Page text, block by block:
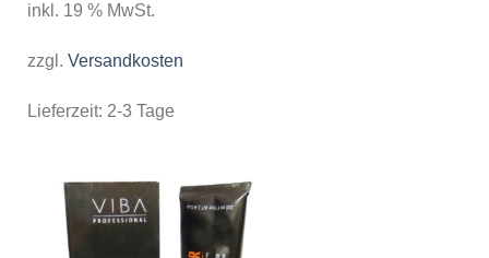
inkl. 19 % MwSt.
zzgl. Versandkosten
Lieferzeit: 2-3 Tage